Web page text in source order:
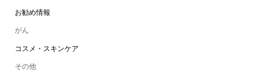
お勧め情報
がん
コスメ・スキンケア
その他